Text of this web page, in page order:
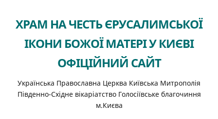
ХРАМ НА ЧЕСТЬ ЄРУСАЛИМСЬКОЇ
ІКОНИ БОЖОЇ МАТЕРІ У КИЄВІ
ОФІЦІЙНИЙ САЙТ
Українська Православна Церква Київська Митрополія
Південно-Східне вікаріатство Голосіївське благочиння
м.Києва